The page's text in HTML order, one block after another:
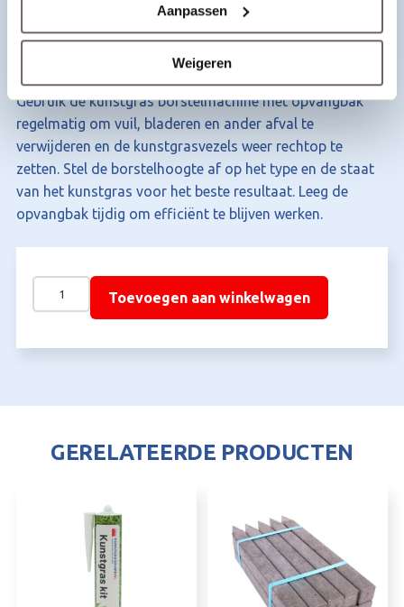
Aanpassen
Weigeren
Advies & Gebruik
Gebruik de kunstgras borstelmachine met opvangbak
regelmatig om vuil, bladeren en ander afval te
verwijderen en de kunstgrasvezels weer rechtop te
zetten. Stel de borstelhoogte af op het type en de staat
van het kunstgras voor het beste resultaat. Leeg de
opvangbak tijdig om efficiënt te blijven werken.
Kunstgras
Borstelmachine
Opvangbak
Toevoegen aan winkelwagen
GERELATEERDE PRODUCTEN